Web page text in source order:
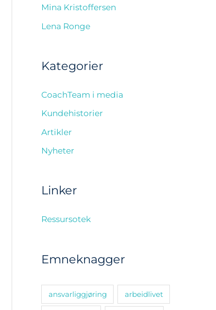
Mina Kristoffersen
Lena Ronge
Kategorier
CoachTeam i media
Kundehistorier
Artikler
Nyheter
Linker
Ressursotek
Emneknagger
ansvarliggjøring arbeidlivet